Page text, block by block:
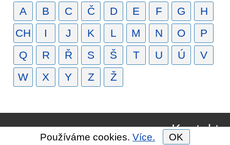
A B C Č D E F G
H
CH
I J K L M N O
P
Q
R Ř S Š T U Ú
V
W
X Y Z Ž
Kontakt
Používáme cookies. Více. OK